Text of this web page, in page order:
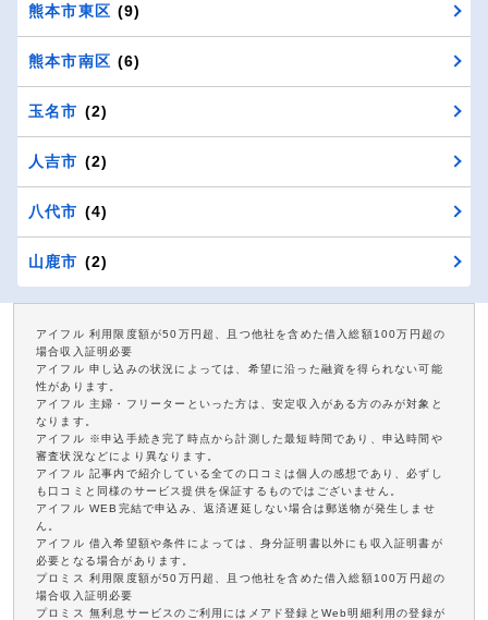
熊本市東区 (9)
熊本市南区 (6)
玉名市 (2)
人吉市 (2)
八代市 (4)
山鹿市 (2)
アイフル 利用限度額が50万円超、且つ他社を含めた借入総額100万円超の
場合収入証明必要
アイフル 申し込みの状況によっては、希望に沿った融資を得られない可能
性があります。
アイフル 主婦・フリーターといった方は、安定収入がある方のみが対象と
なります。
アイフル ※申込手続き完了時点から計測した最短時間であり、申込時間や
審査状況などにより異なります。
アイフル 記事内で紹介している全ての口コミは個人の感想であり、必ずし
も口コミと同様のサービス提供を保証するものではございません。
アイフル WEB完結で申込み、返済遅延しない場合は郵送物が発生しませ
ん。
アイフル 借入希望額や条件によっては、身分証明書以外にも収入証明書が
必要となる場合があります。
プロミス 利用限度額が50万円超、且つ他社を含めた借入総額100万円超の
場合収入証明必要
プロミス 無利息サービスのご利用にはメアド登録とWeb明細利用の登録が